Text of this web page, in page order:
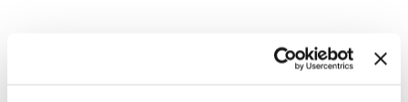
is a fusion of reflections, unique